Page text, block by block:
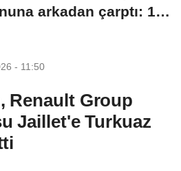
arkadan çarptı: 1
- 11:50
Renault Group
Jaillet'e Turkuaz